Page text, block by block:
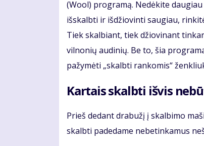
(Wool) programą. Nedėkite
išskalbti ir išdžiovinti saugiau,
Tiek skalbiant, tiek džiovinant
vilnonių audinių. Be to, šia
pažymėti „skalbti rankomis“
Kartais skalbti išvis
Prieš dedant drabužį į skalbimo
skalbti padedame nebetinkamus